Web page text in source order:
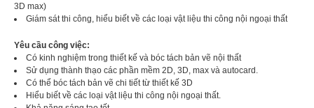
HỖ TRỢ
3D max)
Giám sát thi công, hiểu biết về các loại vật liệu thi công nội ngoại thất
Yêu cầu công việc:
Có kinh nghiệm trong thiết kế và bóc tách bản vẽ nội thất
Sử dụng thành thạo các phần mềm 2D, 3D, max và autocard.
Có thể bóc tách bản vẽ chi tiết từ thiết kế 3D
Hiểu biết về các loại vật liệu thi công nội ngoại thất.